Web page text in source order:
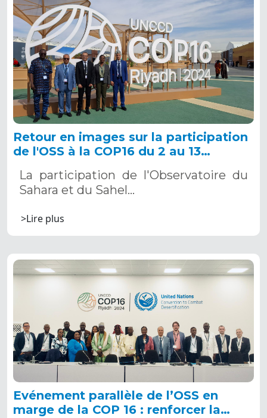
Retour en images sur la participation
de l'OSS à la COP16 du 2 au 13
Saoudite
La participation de l'Observatoire du
Sahara et du Sahel…
>Lire plus
Evénement parallèle de l’OSS en
marge de la COP 16 : renforcer la